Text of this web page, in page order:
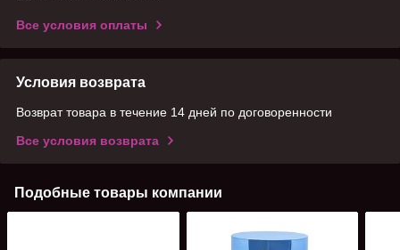
Все условия оплаты
Условия возврата
Возврат товара в течение 14 дней по договоренности
Все условия возврата
Подобные товары компании